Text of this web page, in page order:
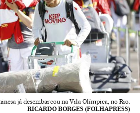
já desembarcou na Vila Olímpica, no Rio.
RICARDO BORGES (FOLHAPRESS)